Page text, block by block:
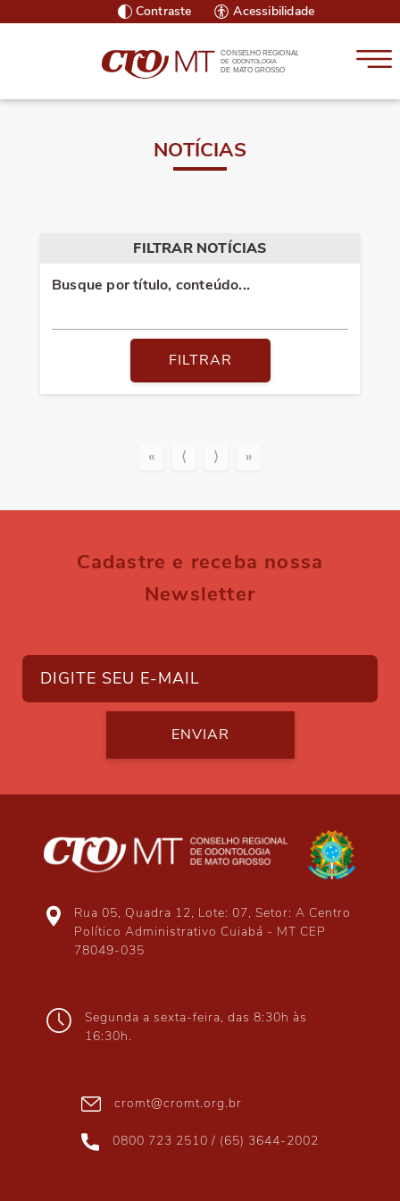
Contraste Acessibilidade
CONSELHO REGIONAL
DE ODONTOLOGIA
DE MATO GROSSO
NOTÍCIAS
FILTRAR NOTÍCIAS
Busque por título, conteúdo...
FILTRAR
« ⟨ ⟩ »
Cadastre e receba nossa
Newsletter
ENVIAR
Rua 05, Quadra 12, Lote: 07, Setor: A Centro
Político Administrativo Cuiabá - MT CEP
78049-035
Segunda a sexta-feira, das 8:30h às
16:30h.
cromt@cromt.org.br
0800 723 2510 / (65) 3644-2002